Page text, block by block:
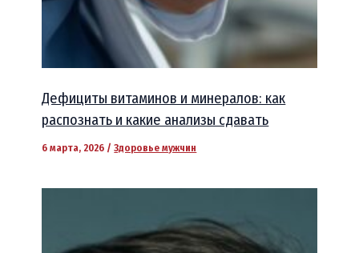
Дефициты витаминов и минералов: как
распознать и какие анализы сдавать
6 марта, 2026 /Здоровье мужчин